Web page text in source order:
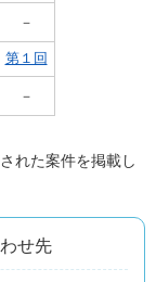
－
第１回
－
れた案件を掲載し
せ先